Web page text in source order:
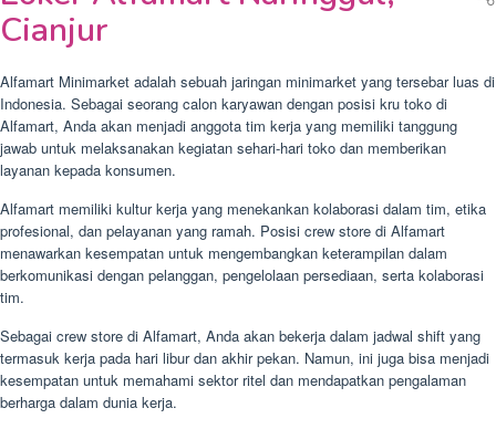
Cianjur
Alfamart Minimarket adalah sebuah jaringan minimarket yang tersebar luas di
Indonesia. Sebagai seorang calon karyawan dengan posisi kru toko di
Alfamart, Anda akan menjadi anggota tim kerja yang memiliki tanggung
jawab untuk melaksanakan kegiatan sehari-hari toko dan memberikan
layanan kepada konsumen.
Alfamart memiliki kultur kerja yang menekankan kolaborasi dalam tim, etika
profesional, dan pelayanan yang ramah. Posisi crew store di Alfamart
menawarkan kesempatan untuk mengembangkan keterampilan dalam
berkomunikasi dengan pelanggan, pengelolaan persediaan, serta kolaborasi
tim.
Sebagai crew store di Alfamart, Anda akan bekerja dalam jadwal shift yang
termasuk kerja pada hari libur dan akhir pekan. Namun, ini juga bisa menjadi
kesempatan untuk memahami sektor ritel dan mendapatkan pengalaman
berharga dalam dunia kerja.